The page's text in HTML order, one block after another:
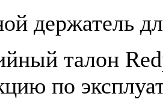
держатель
талон
по